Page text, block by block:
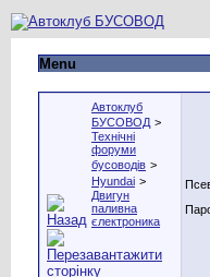
Menu
Автоклуб
БУСОВОД >
Технічні
форуми
бусоводів >
Hyundai >
Двигун
паливна
єлектроника